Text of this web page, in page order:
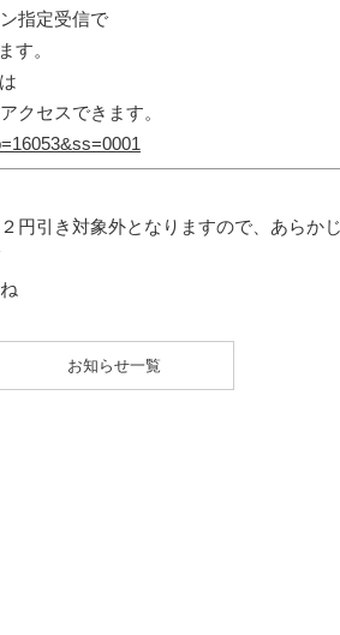
指定受信で
す。
クセスできます。
円引き対象外となりますので、あらか
お知らせ一覧